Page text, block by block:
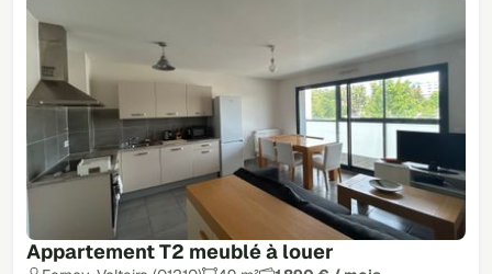
Appartement T2 meublé à louer